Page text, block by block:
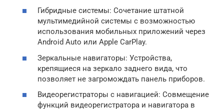
Гибридные системы: Сочетание штатной
мультимедийной системы с возможностью
использования мобильных приложений через
Android Auto или Apple CarPlay.
Зеркальные навигаторы: Устройства,
крепящиеся на зеркало заднего вида, что
позволяет не загромождать панель приборов.
Видеорегистраторы с навигацией: Совмещение
функций видеорегистратора и навигатора в